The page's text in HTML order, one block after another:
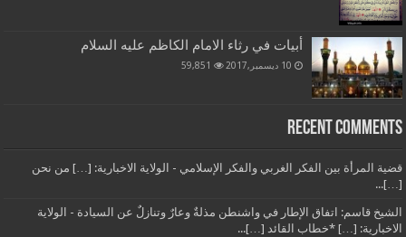
أبيات في رثاء الامام الكاظم عليه السلام
10 ديسمبر,2017 59,851
Recent Comments
قضية المرأة بين الفكر الغربي والفكر الإسلامي - الولاية الاخبارية: […] من نحن
[…]...
الشيخ قاسم: اتفاق الإطار في واشنطن مذلةٌ وعارٌ وتنازلٌ عن السيادة - الولاية
الاخبارية: […] *خطاب القائد […]...